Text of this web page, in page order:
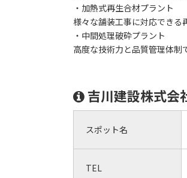
・加熱式再生合材プラント
様々な舗装工事に対応できる
・中間処理破砕プラント
高度な技術力と品質管理体制
吉川建設株式会
スポット名
TEL